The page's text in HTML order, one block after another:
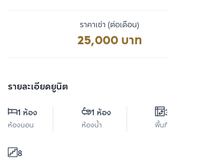
ราคาเช่า (ต่อเดือน)
25,000 บาท
รายละเอียดยูนิต
1 ห้อง
ห้องนอน
1 ห้อง
ห้องน้ำ
32 ตร.ม.
พื้นที่ใช้สอย
8